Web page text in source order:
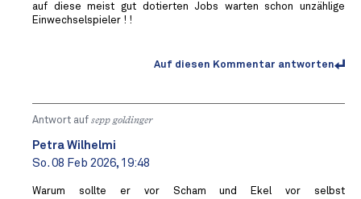
auf diese meist gut dotierten Jobs warten schon unzählige
Einwechselspieler ! !
Auf diesen Kommentar antworten
Antwort auf sepp goldinger
Petra Wilhelmi
So. 08 Feb 2026, 19:48
Warum sollte er vor Scham und Ekel vor selbst